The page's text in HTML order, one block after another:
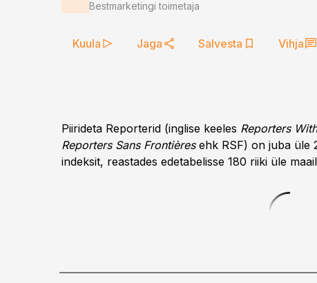
Bestmarketingi toimetaja
Kuula Jaga Salvesta Vihja
Piirideta Reporterid (inglise keeles Reporters
Reporters Sans Frontières ehk RSF) on juba üle
indeksit, reastades edetabelisse 180 riiki üle